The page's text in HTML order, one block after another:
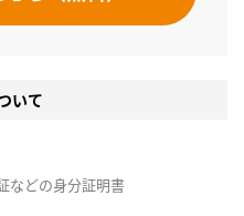
いて
などの身分証明書